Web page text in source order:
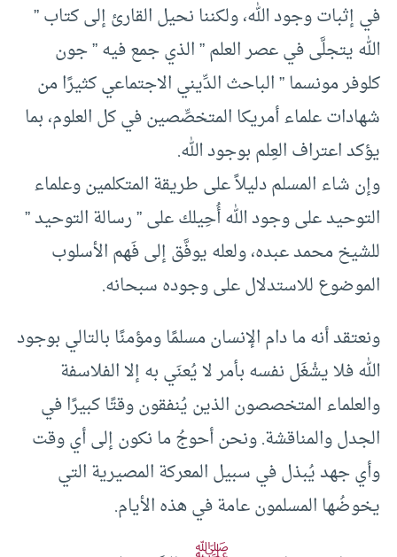
في إثبات وجود الله، ولكننا نحيل القارئ إلى كتاب ”
الله يتجلَّى في عصر العلم ” الذي جمع فيه ” جون
كلوفر مونسما ” الباحث الدِّيني الاجتماعي كثيرًا من
شهادات علماء أمريكا المتخصِّصين في كل العلوم، بما
يؤكد اعتراف العِلم بوجود الله.
وإن شاء المسلم دليلاً على طريقة المتكلمين وعلماء
التوحيد على وجود الله أُحِيلك على ” رسالة التوحيد ”
للشيخ محمد عبده، ولعله يوفَّق إلى فَهم الأسلوب
الموضوع للاستدلال على وجوده سبحانه.
ونعتقد أنه ما دام الإنسان مسلمًا ومؤمنًا بالتالي بوجود
الله فلا يشْغَل نفسه بأمر لا يُعنَي به إلا الفلاسفة
والعلماء المتخصصون الذين يُنفقون وقتًا كبيرًا في
الجدل والمناقشة. ونحن أحوجُ ما نكون إلى أي وقت
وأي جهد يُبذل في سبيل المعركة المصيرية التي
يخوضُها المسلمون عامة في هذه الأيام.